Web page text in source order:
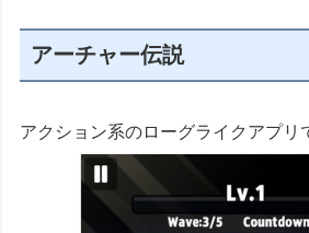
アーチャー伝説
アクション系のローグライクアプリ